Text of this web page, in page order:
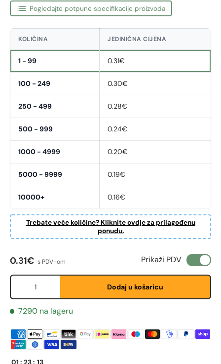
Pogledajte potpune specifikacije proizvoda
KOLIČINA JEDINIČNA CIJENA
1 - 99 0.31€
100 - 249 0.30€
250 - 499 0.28€
500 - 999 0.24€
1000 - 4999 0.20€
5000 - 9999 0.19€
10000+ 0.16€
Trebate veće količine? Kliknite ovdje za prilagođenu
ponudu.
Fornavn *
Etternavn *
Redovna cijena
0.31€ s PDV-om Prikaži PDV
Količina
Dodaj u košaricu
7290 na lageru
01 : 23: 13